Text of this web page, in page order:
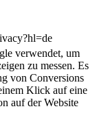
verwendet, um
zu messen. Es
von Conversions
Klick auf eine
auf der Website